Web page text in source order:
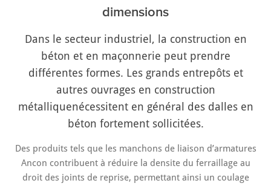
dimensions
Dans le secteur industriel, la construction en
béton et en maçonnerie peut prendre
différentes formes. Les grands entrepôts et
autres ouvrages en construction
métalliquenécessitent en général des dalles en
béton fortement sollicitées.
Des produits tels que les manchons de liaison d’armatures
Ancon contribuent à réduire la densite du ferraillage au
droit des joints de reprise, permettant ainsi un coulage